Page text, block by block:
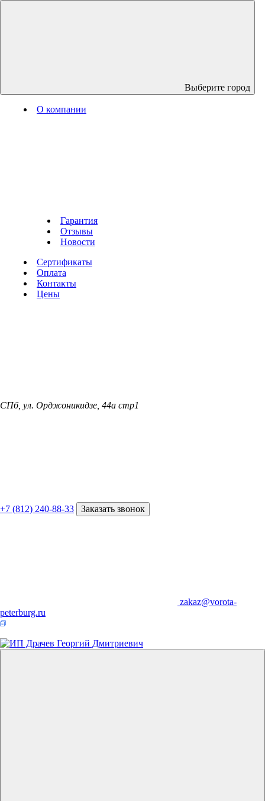
Выберите город
О компании
Гарантия
Отзывы
Новости
Сертификаты
Оплата
Контакты
Цены
СПб, ул. Орджоникидзе, 44а стр1
+7 (812) 240-88-33 Заказать звонок
zakaz@vorota-
peterburg.ru